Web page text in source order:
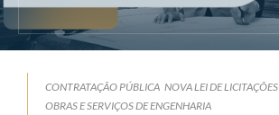
CONTRATAÇÃO PÚBLICA NOVA LEI DE LICITAÇÕES
OBRAS E SERVIÇOS DE ENGENHARIA